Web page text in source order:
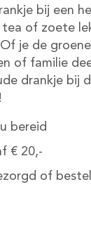
bij een
of zoete
je de
of familie
drankje bij
bereid
€ 20,-
of